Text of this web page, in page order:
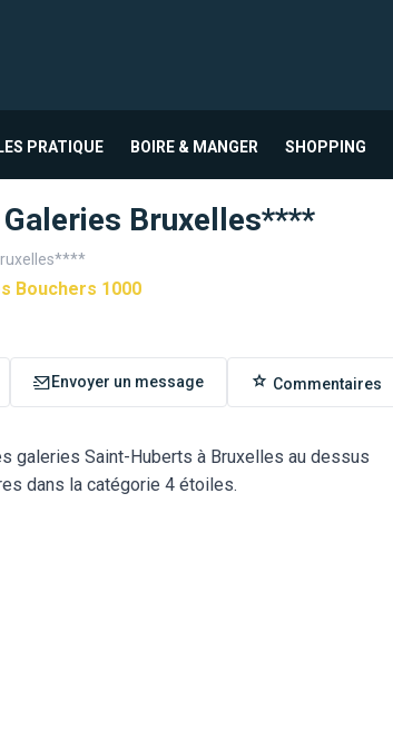
PRATIQUE BOIRE & MANGER SHOPPING
Bruxelles****
Bouchers 1000
Envoyer un message Commentaires
galeries Saint-Huberts à Bruxelles au dessus
dans la catégorie 4 étoiles.